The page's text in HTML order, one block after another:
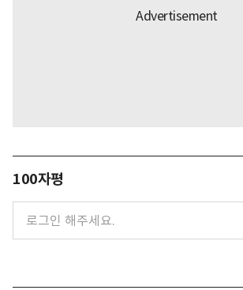
100자평